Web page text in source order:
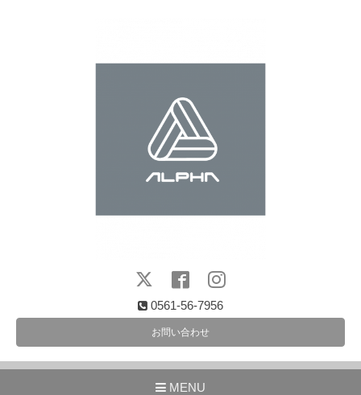
0561-56-7956
お問い合わせ
MENU